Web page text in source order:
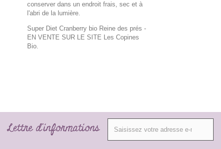
conserver dans un endroit frais, sec et à
l'abri de la lumière.
Super Diet Cranberry bio Reine des prés -
EN VENTE SUR LE SITE Les Copines
Bio.
Lettre d'informations